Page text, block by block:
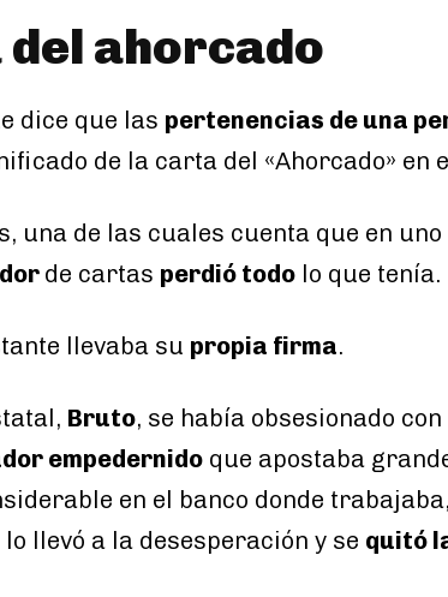
del ahorcado
dice que las pertenencias de una
de la carta del «Ahorcado»
una de las cuales cuenta que en uno
de cartas perdió todo lo que tenía.
llevaba su propia firma.
Bruto, se había obsesionado
empedernido que apostaba
en el banco donde
llevó a la desesperación y se quitó